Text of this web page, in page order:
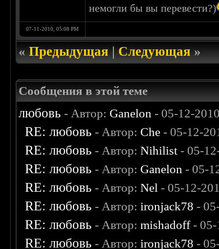
немогли бы вы перевести?)
07-11-2010, 05:08 PM
«Предыдущая|Следующая»
Сообщения в этой теме
любовь - Автор: Ganelon - 05-12-
RE: любовь - Автор: Che - 05-12-
RE: любовь - Автор:Nihilist - 05-
RE: любовь - Автор: Ganelon - 05-
RE: любовь - Автор:Nel - 05-12-
RE: любовь - Автор: ironjack78 -
RE: любовь - Автор:mishadoff- 05-
RE: любовь - Автор: ironjack78 -